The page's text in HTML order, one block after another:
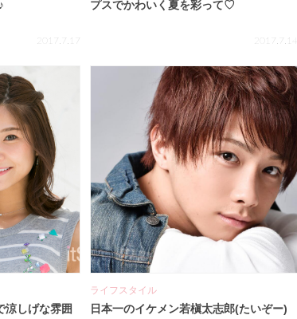
2017.7.17
プスでかわいく夏を彩って♡
2017.7.14
涼しげな雰囲
ライフスタイル
日本一のイケメン若槇太志郎(たいぞー)